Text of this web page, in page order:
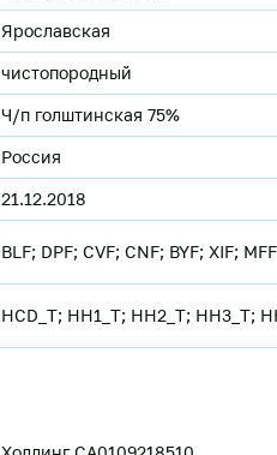
Ярославская
чистопородный
Ч/п голштинская 75%
Россия
21.12.2018
BLF; DPF; CVF; CNF; BYF; XIF;
HCD_T; HH1_T; HH2_T; HH3_T;